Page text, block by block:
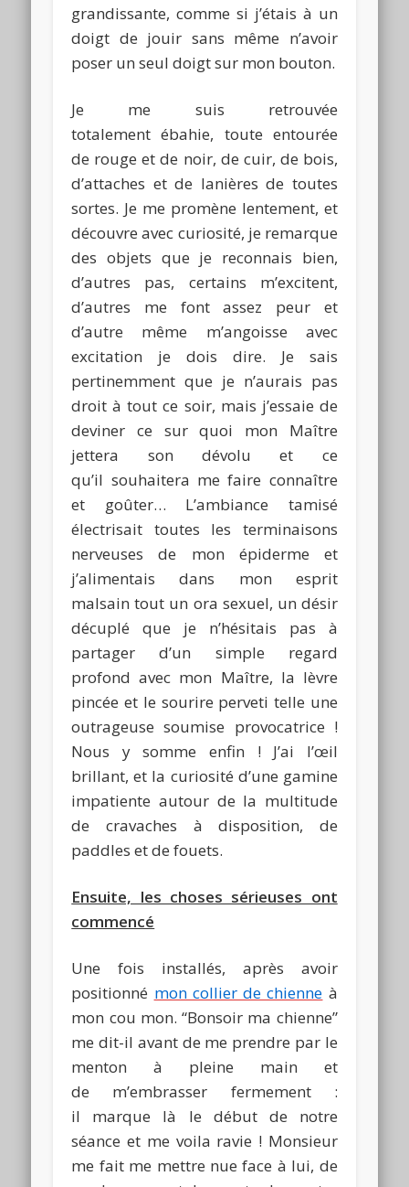
grandissante, comme si j’étais à un
doigt de jouir sans même n’avoir
poser un seul doigt sur mon bouton.
Je me suis retrouvée
totalement ébahie, toute entourée
de rouge et de noir, de cuir, de bois,
d’attaches et de lanières de toutes
sortes. Je me promène lentement, et
découvre avec curiosité, je remarque
des objets que je reconnais bien,
d’autres pas, certains m’excitent,
d’autres me font assez peur et
d’autre même m’angoisse avec
excitation je dois dire. Je sais
pertinemment que je n’aurais pas
droit à tout ce soir, mais j’essaie de
deviner ce sur quoi mon Maître
jettera son dévolu et ce
qu’il souhaitera me faire connaître
et goûter… L’ambiance tamisé
électrisait toutes les terminaisons
nerveuses de mon épiderme et
j’alimentais dans mon esprit
malsain tout un ora sexuel, un désir
décuplé que je n’hésitais pas à
partager d’un simple regard
profond avec mon Maître, la lèvre
pincée et le sourire perveti telle une
outrageuse soumise provocatrice !
Nous y somme enfin ! J’ai l’œil
brillant, et la curiosité d’une gamine
impatiente autour de la multitude
de cravaches à disposition, de
paddles et de fouets.
Ensuite, les choses sérieuses ont
commencé
Une fois installés, après avoir
positionné mon collier de chienne à
mon cou mon. “Bonsoir ma chienne”
me dit-il avant de me prendre par le
menton à pleine main et
de m’embrasser fermement :
il marque là le début de notre
séance et me voila ravie ! Monsieur
me fait me mettre nue face à lui, de